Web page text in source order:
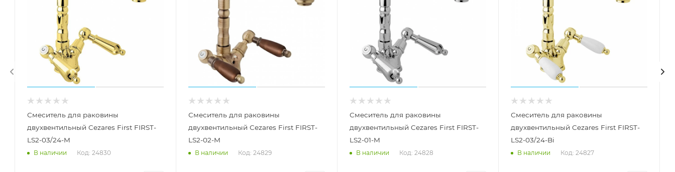
Смеситель для раковины
двухвентильный Cezares First FIRST-
LS2-03/24-M
В наличии Код: 24830
Смеситель для раковины
двухвентильный Cezares First FIRST-
LS2-02-M
В наличии Код: 24829
Смеситель для раковины
двухвентильный Cezares First FIRST-
LS2-01-M
В наличии Код: 24828
Смеситель для раковины
двухвентильный Cezares First FIRST-
LS2-03/24-Bi
В наличии Код: 24827